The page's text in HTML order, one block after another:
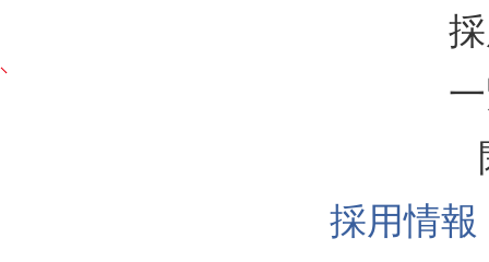
採用情